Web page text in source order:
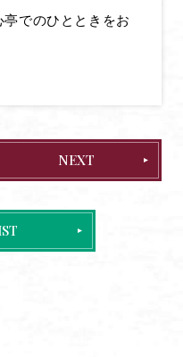
でのひとときをお
NEXT